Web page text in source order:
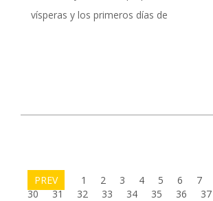
vísperas y los primeros días de
PREV 1 2 3 4 5 6 7
30
31 32 33 34 35 36 37